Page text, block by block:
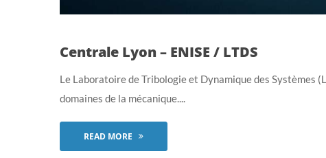
Centrale Lyon – ENISE / LTDS
Le Laboratoire de Tribologie et Dynamique des Systèmes
domaines de la mécanique....
READ MORE